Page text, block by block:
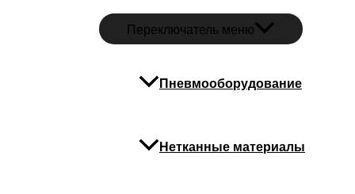
Переключатель меню
Пневмооборудование
Нетканные материалы